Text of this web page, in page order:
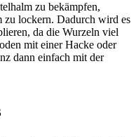
zu bekämpfen,
zu lockern. Dadurch wird es
da die Wurzeln viel
mit einer Hacke oder
dann einfach mit der